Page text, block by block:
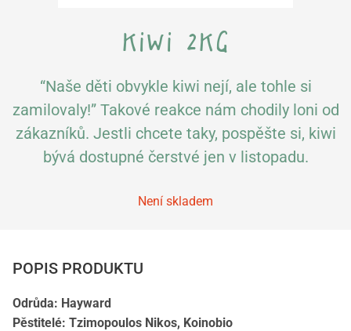
kiwi 2kg
“Naše děti obvykle kiwi nejí, ale tohle si
zamilovaly!” Takové reakce nám chodily loni od
zákazníků. Jestli chcete taky, pospěšte si, kiwi
bývá dostupné čerstvé jen v listopadu.
Není skladem
POPIS PRODUKTU
Odrůda: Hayward
Pěstitelé: Tzimopoulos Nikos, Koinobio